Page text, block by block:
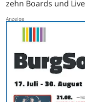
zehn Boards und